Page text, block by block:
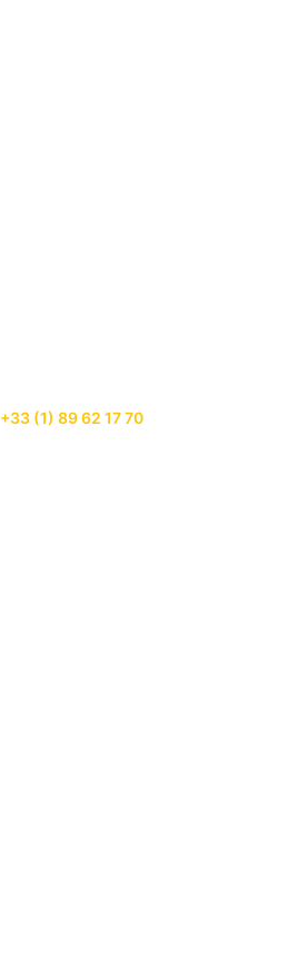
+33 (1) 89 62 17 70